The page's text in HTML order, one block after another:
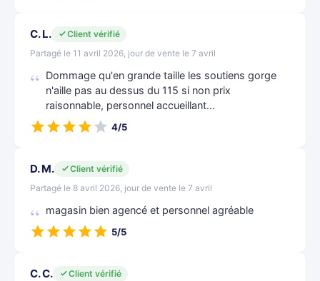
C. L.
Client vérifié
Partagé le 11 avril 2026, jour de vente le 7 avril
Dommage qu'en grande taille les soutiens gorge
n'aille pas au dessus du 115 si non prix
raisonnable, personnel accueillant...
4/5
D. M.
Client vérifié
Partagé le 8 avril 2026, jour de vente le 7 avril
magasin bien agencé et personnel agréable
5/5
C. C.
Client vérifié